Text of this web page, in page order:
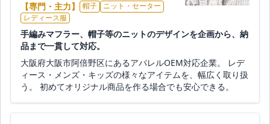
【専門・主力】
帽子
ニット・セーター
レディース服
手編みマフラー、帽子等のニットのデザインを企画から、納
品まで一貫して対応。
大阪府大阪市阿倍野区にあるアパレルOEM対応企業。 レデ
ィース・メンズ・キッズの様々なアイテムを、幅広く取り扱
う。 初めてオリジナル商品を作る場合でも安心できる。